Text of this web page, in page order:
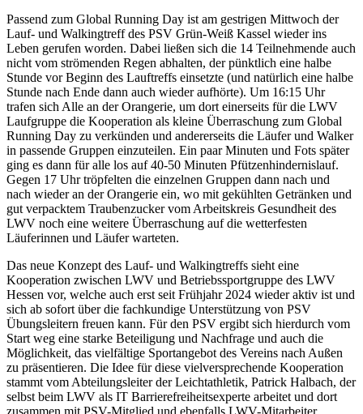
Passend zum Global Running Day ist am gestrigen Mittwoch der
Lauf- und Walkingtreff des PSV Grün-Weiß Kassel wieder ins
Leben gerufen worden. Dabei ließen sich die 14 Teilnehmende auch
nicht vom strömenden Regen abhalten, der pünktlich eine halbe
Stunde vor Beginn des Lauftreffs einsetzte (und natürlich eine halbe
Stunde nach Ende dann auch wieder aufhörte). Um 16:15 Uhr
trafen sich Alle an der Orangerie, um dort einerseits für die LWV
Laufgruppe die Kooperation als kleine Überraschung zum Global
Running Day zu verkünden und andererseits die Läufer und Walker
in passende Gruppen einzuteilen. Ein paar Minuten und Fots später
ging es dann für alle los auf 40-50 Minuten Pfützenhindernislauf.
Gegen 17 Uhr tröpfelten die einzelnen Gruppen dann nach und
nach wieder an der Orangerie ein, wo mit gekühlten Getränken und
gut verpacktem Traubenzucker vom Arbeitskreis Gesundheit des
LWV noch eine weitere Überraschung auf die wetterfesten
Läuferinnen und Läufer warteten.
Das neue Konzept des Lauf- und Walkingtreffs sieht eine
Kooperation zwischen LWV und Betriebssportgruppe des LWV
Hessen vor, welche auch erst seit Frühjahr 2024 wieder aktiv ist und
sich ab sofort über die fachkundige Unterstützung von PSV
Übungsleitern freuen kann. Für den PSV ergibt sich hierdurch vom
Start weg eine starke Beteiligung und Nachfrage und auch die
Möglichkeit, das vielfältige Sportangebot des Vereins nach Außen
zu präsentieren. Die Idee für diese vielversprechende Kooperation
stammt vom Abteilungsleiter der Leichtathletik, Patrick Halbach, der
selbst beim LWV als IT Barrierefreiheitsexperte arbeitet und dort